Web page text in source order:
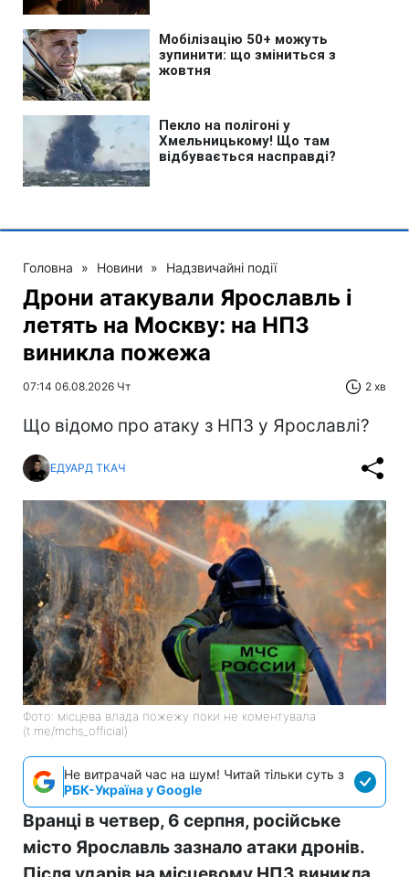
Головна » Новини » Надзвичайні події
Дрони атакували Ярославль і
летять на Москву: на НПЗ
виникла пожежа
07:14 06.08.2026 Чт 2 хв
Що відомо про атаку з НПЗ у Ярославлі?
ЕДУАРД ТКАЧ
Фото: місцева влада пожежу поки не коментувала
(t.me/mchs_official)
Не витрачай час на шум! Читай тільки суть з
РБК-Україна у Google
Вранці в четвер, 6 серпня, російське
місто Ярославль зазнало атаки дронів.